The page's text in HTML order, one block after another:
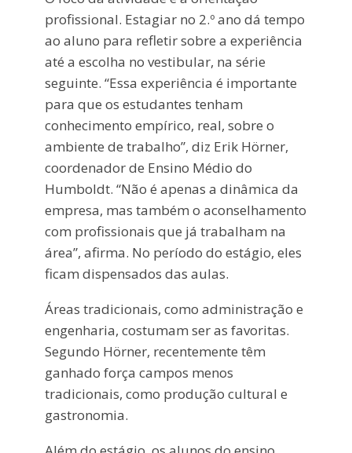
profissional. Estagiar no 2.º ano dá tempo
ao aluno para refletir sobre a experiência
até a escolha no vestibular, na série
seguinte. “Essa experiência é importante
para que os estudantes tenham
conhecimento empírico, real, sobre o
ambiente de trabalho”, diz Erik Hörner,
coordenador de Ensino Médio do
Humboldt. “Não é apenas a dinâmica da
empresa, mas também o aconselhamento
com profissionais que já trabalham na
área”, afirma. No período do estágio, eles
ficam dispensados das aulas.
Áreas tradicionais, como administração e
engenharia, costumam ser as favoritas.
Segundo Hörner, recentemente têm
ganhado força campos menos
tradicionais, como produção cultural e
gastronomia.